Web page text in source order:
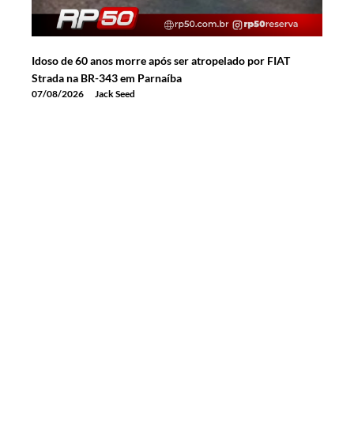
Idoso de 60 anos morre após ser atropelado por FIAT
Strada na BR-343 em Parnaíba
07/08/2026 Jack Seed